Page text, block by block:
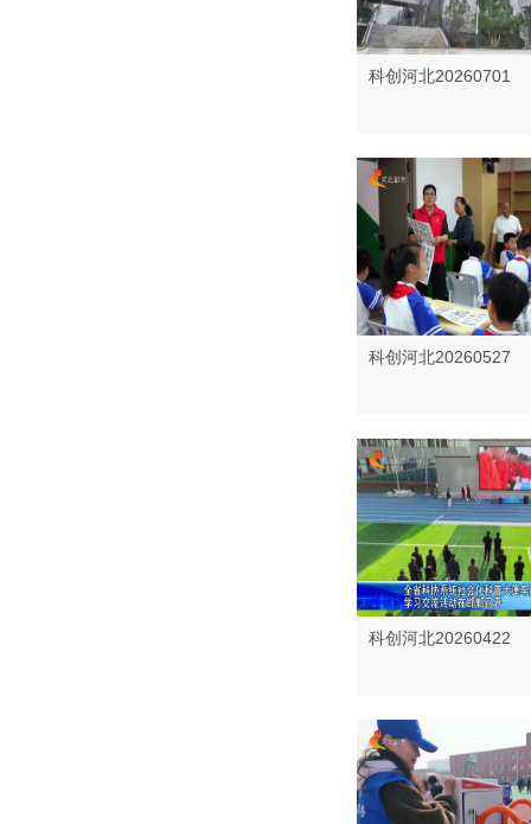
科创河北20260701
科创河北20260527
科创河北20260422